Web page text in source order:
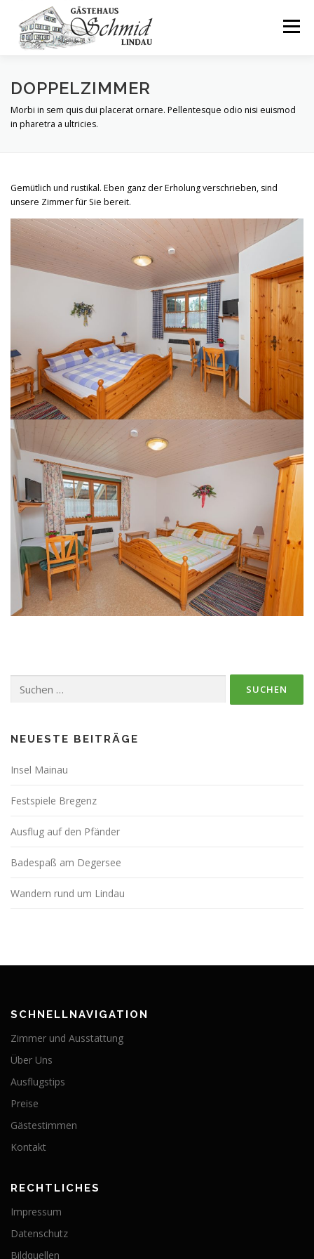
springen
Menü
ZIMMER UND AUSSTATTUNG
KONTAKT
DOPPELZIMMER
Morbi in sem quis dui placerat ornare. Pellentesque odio nisi euismod
in pharetra a ultricies.
Gemütlich und rustikal. Eben ganz der Erholung verschrieben, sind
unsere Zimmer für Sie bereit.
nach:
NEUESTE BEITRÄGE
Insel Mainau
Festspiele Bregenz
Ausflug auf den Pfänder
Badespaß am Degersee
Wandern rund um Lindau
SCHNELLNAVIGATION
Zimmer und Ausstattung
Über Uns
Ausflugstips
Preise
Gästestimmen
Kontakt
RECHTLICHES
Impressum
Datenschutz
Bildquellen